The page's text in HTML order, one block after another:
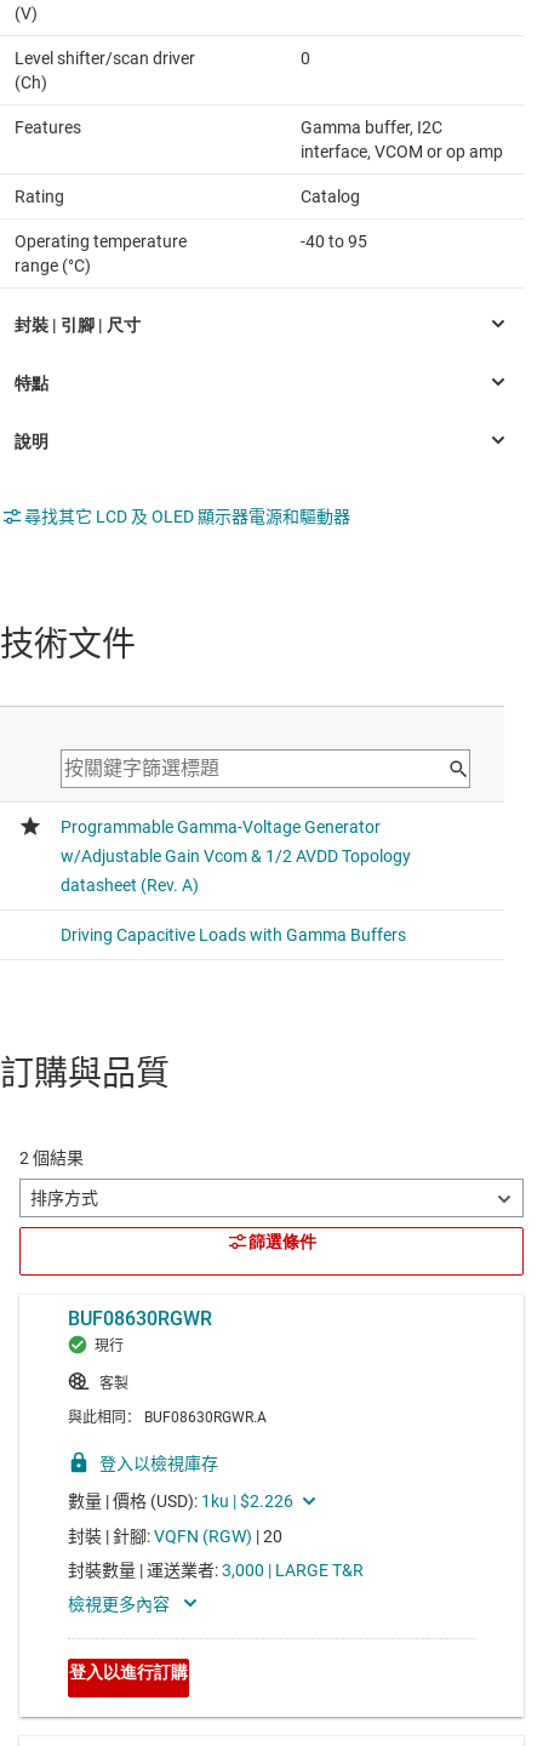
(V)
Level shifter/scan driver
(Ch)
0
Features
Gamma buffer, I2C
interface, VCOM or op amp
Rating Catalog
Operating temperature
range (°C)
-40 to 95
尋找其它 LCD 及 OLED 顯示器電源和驅動器
技術文件
訂購與品質